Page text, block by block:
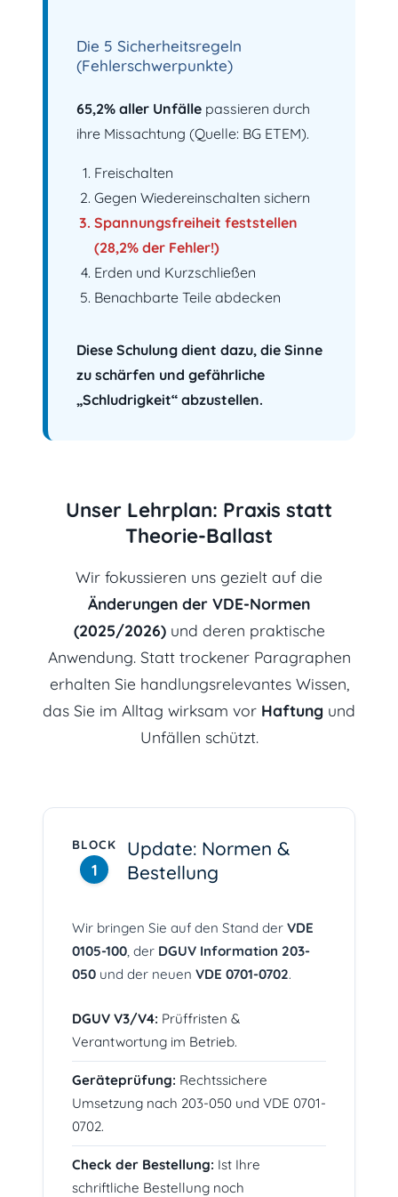
Die 5 Sicherheitsregeln
(Fehlerschwerpunkte)
65,2% aller Unfälle passieren durch
ihre Missachtung (Quelle: BG ETEM).
Freischalten
Gegen Wiedereinschalten sichern
Spannungsfreiheit feststellen
(28,2% der Fehler!)
Erden und Kurzschließen
Benachbarte Teile abdecken
Diese Schulung dient dazu, die Sinne
zu schärfen und gefährliche
„Schludrigkeit“ abzustellen.
Unser Lehrplan: Praxis statt
Theorie-Ballast
Wir fokussieren uns gezielt auf die
Änderungen der VDE-Normen
(2025/2026)und deren praktische
Anwendung. Statt trockener Paragraphen
erhalten Sie handlungsrelevantes Wissen,
das Sie im Alltag wirksam vor Haftung und
Unfällen schützt.
BLOCK
1
Update: Normen &
Bestellung
Wir bringen Sie auf den Stand der VDE
0105-100, der DGUV Information 203-
050 und der neuen VDE 0701-0702.
DGUV V3/V4: Prüffristen &
Verantwortung im Betrieb.
Geräteprüfung: Rechtssichere
Umsetzung nach 203-050 und VDE 0701-
0702.
Check der Bestellung: Ist Ihre
schriftliche Bestellung noch